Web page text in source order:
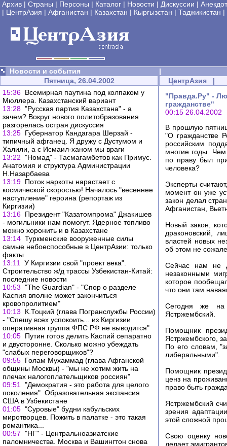
Архив | Страны | Персоны | Каталог | Новости | Дискуссии |
| ЦентрАзия | Афганистан | Казахстан | Кыргызстан | Таджикистан |
Новости и события
|
Пятница, 26.04.2002
15:36 Всемирная паутина под колпаком у
Мюллера. Казахстанский вариант
13:28 "Русская партия Казахстана" - а
зачем? Вокруг нового политобразования
разгорелась острая дискуссия
13:25 Губернатор Кандагара Шерзай -
типичный афганец. Я дружу с Дустумом и
Халили, а с Исмаил-ханом мы враги
13:22 "Номад" - Тасмагамбетов как Примус.
Анатомия и структура Администрации
Н.Назарбаева
13:19 Поток наркоты нарастает с
космической скоростью! Началось "весеннее
наступление" героина (репортаж из
Киргизии)
13:16 Президент "Казатомпрома" Джакишев
- могильники нам помогут. Ядерное топливо
можно хоронить и в Казахстане
13:14 Туркменские вооруженные силы
самые небоеспособные в ЦентрАзии: только
факты
13:11
У Киргизии свой "проект века".
Строительство ж/д трассы Узбекистан-Китай:
последние новости
10:53 "The Guardian" - "Спор о разделе
Каспия вполне может закончиться
кровопролитием"
10:13
К.Тоцкий (глава Погранслужбы России)
- "Спешу всех успокоить... из Киргизии
оперативная группа ФПС РФ не выводится"
10:05 Путин готов делить Каспий сепаратно
и двусторонне. Сколько можно убеждать
"слабых переговорщиков"?
09:55 Голам Мухаммад (глава Афганской
общины Москвы) - "мы не хотим жить на
плечах налогоплательщиков россиян"
09:51
"Демократия - это работа для целого
поколения". Образовательная экспансия
США в Узбекистане
01:05 "Суровые" будни кабульских
миротворцев. Пожить в палатке - это такая
романтика...
00:57 "НГ" - Центральноазиатские
паломничества. Москва и Вашингтон снова
ЦентрАзия |
"Правда.Ру" -
гражданстве"
00:15 26.04.2002
В прошлую
"О гражданстве
российским
многие годы. Чем
по праву был
человека?
Эксперты
момент он уже
закон делал
Афганистан,
Новый закон,
драконовский,
властей новых
об этом не
Сейчас нам не
незаконными
которое
что они там
Сегодня же на
Ястржембский.
Помощник
Ястржембского,
По его словам,
либеральными".
Помощник
ценз на
право быть
Ястржембский
зрения
этой сложной
Свою оценку
делает